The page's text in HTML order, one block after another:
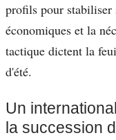
profils pour stabiliser
économiques et la
tactique dictent la
d'été.
Un
la succession